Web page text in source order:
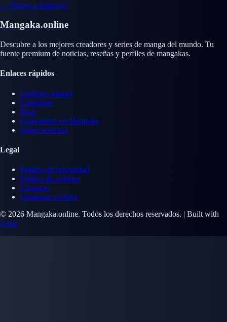
← Volver a Haikyu!!
Mangaka.online
Descubre a los mejores creadores y series de manga del mundo. Tu
fuente premium de noticias, reseñas y perfiles de mangakas.
Enlaces rápidos
Catálogo manga
Creadores
Blog
Conviértete en Mangaka
Sobre nosotros
Legal
Política de privacidad
Política de cookies
Contacto
Gestionar cookies
© 2026 Mangaka.online. Todos los derechos reservados. | Built with
Astro